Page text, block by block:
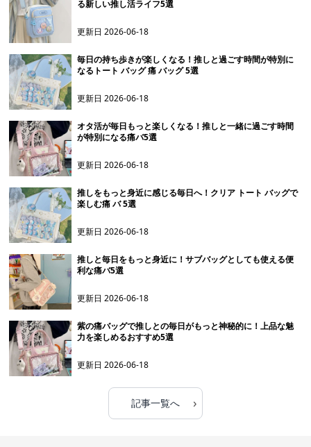
る新しい推し活ライフ5選
更新日2026-06-18
毎日の持ち歩きが楽しくなる！推しと過ごす時間が特別に
なるトート バッグ 痛 バッグ 5選
更新日2026-06-18
オタ活が毎日もっと楽しくなる！推しと一緒に過ごす時間
が特別になる痛バ5選
更新日2026-06-18
推しをもっと身近に感じる毎日へ！クリア トート バッグで
楽しむ痛 バ 5選
更新日2026-06-18
推しと毎日をもっと身近に！サブバッグとしても使える便
利な痛バ5選
更新日2026-06-18
紫の痛バッグで推しとの毎日がもっと神秘的に！上品な魅
力を楽しめるおすすめ5選
更新日2026-06-18
記事一覧へ ›